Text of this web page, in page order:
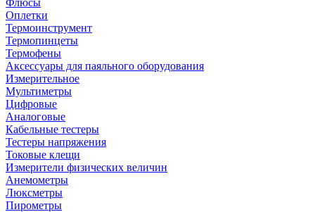
Флюсы
Оплетки
Термоинструмент
Термопинцеты
Термофены
Аксессуары для паяльного оборудования
Измерительное
Мультиметры
Цифровые
Аналоговые
Кабельные тестеры
Тестеры напряжения
Токовые клещи
Измерители физических величин
Анемометры
Люксметры
Пирометры